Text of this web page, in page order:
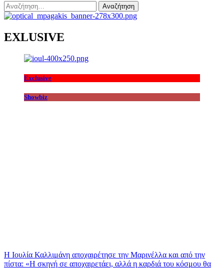
Αναζήτηση
για:
EXLUSIVE
Exclusive
Showbiz
Η Ιουλία Καλλιμάνη αποχαιρέτησε την Μαρινέλλα και από την
πίστα: «H σκηνή σε αποχαιρετάει, αλλά η καρδιά του κόσμου θα